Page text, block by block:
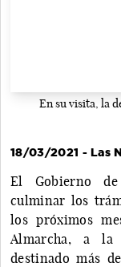
En su visita, la
18/03/2021 - Las
El Gobierno
culminar los
los próximos
Almarcha, a la
destinado más